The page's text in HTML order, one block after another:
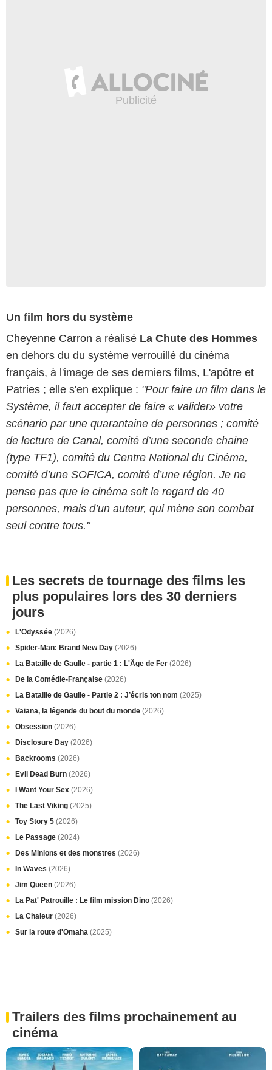
Un film hors du système
Cheyenne Carron a réalisé La Chute des Hommes
en dehors du du système verrouillé du cinéma
français, à l'image de ses derniers films, L'apôtre et
Patries ; elle s'en explique : "Pour faire un film dans le
Système, il faut accepter de faire « valider» votre
scénario par une quarantaine de personnes ; comité
de lecture de Canal, comité d’une seconde chaine
(type TF1), comité du Centre National du Cinéma,
comité d’une SOFICA, comité d’une région. Je ne
pense pas que le cinéma soit le regard de 40
personnes, mais d’un auteur, qui mène son combat
seul contre tous."
Les secrets de tournage des films les
plus populaires lors des 30 derniers
jours
L'Odyssée (2026)
Spider-Man: Brand New Day (2026)
La Bataille de Gaulle - partie 1 : L'Âge de Fer (2026)
De la Comédie-Française (2026)
La Bataille de Gaulle - Partie 2 : J’écris ton nom (2025)
Vaiana, la légende du bout du monde (2026)
Obsession (2026)
Disclosure Day (2026)
Backrooms (2026)
Evil Dead Burn (2026)
I Want Your Sex (2026)
The Last Viking (2025)
Toy Story 5 (2026)
Le Passage (2024)
Des Minions et des monstres (2026)
In Waves (2026)
Jim Queen (2026)
La Pat' Patrouille : Le film mission Dino (2026)
La Chaleur (2026)
Sur la route d'Omaha (2025)
Trailers des films prochainement au
cinéma